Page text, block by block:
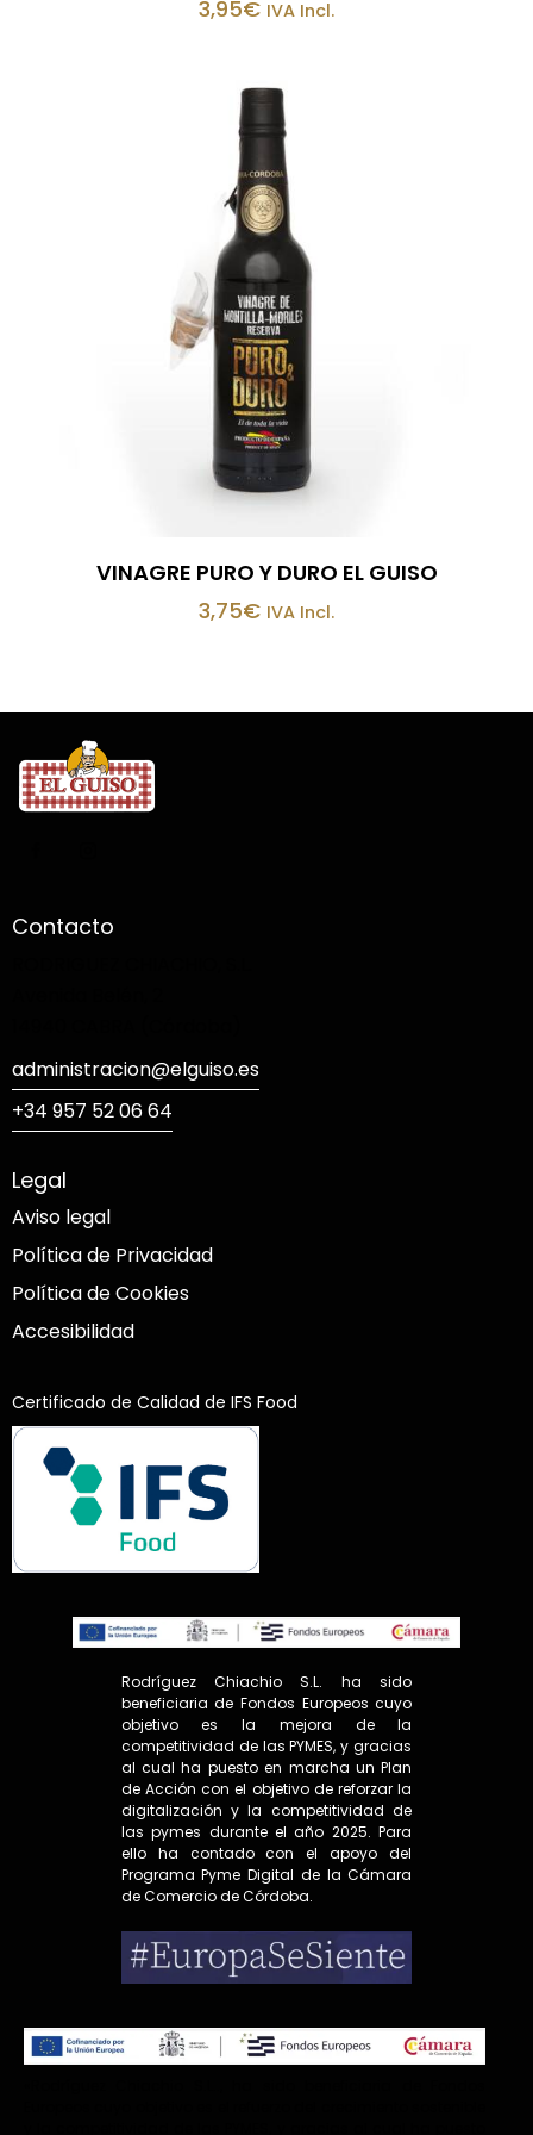
3,95€ IVA Incl.
VINAGRE PURO Y DURO EL GUISO
3,75€ IVA Incl.
Contacto
administracion@elguiso.es
+34 957 52 06 64
Legal
Aviso legal
Política de Privacidad
Política de Cookies
Accesibilidad
Certificado de Calidad de IFS Food
Rodríguez Chiachio S.L. ha sido
beneficiaria de Fondos Europeos cuyo
objetivo es la mejora de la
competitividad de las PYMES, y gracias
al cual ha puesto en marcha un Plan
de Acción con el objetivo de reforzar la
digitalización y la competitividad de
las pymes durante el año 2025. Para
ello ha contado con el apoyo del
Programa Pyme Digital de la Cámara
de Comercio de Córdoba.